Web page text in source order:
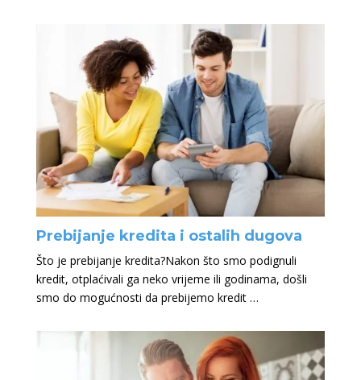
Prebijanje kredita i ostalih dugova
Što je prebijanje kredita?Nakon što smo podignuli
kredit, otplaćivali ga neko vrijeme ili godinama, došli
smo do mogućnosti da prebijemo kredit …